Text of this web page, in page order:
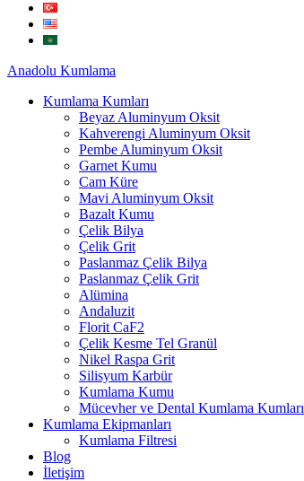
Anadolu Kumlama
Kumlama Kumları
Beyaz Aluminyum Oksit
Kahverengi Aluminyum Oksit
Pembe Aluminyum Oksit
Garnet Kumu
Cam Küre
Mavi Aluminyum Oksit
Bazalt Kumu
Çelik Bilya
Çelik Grit
Paslanmaz Çelik Bilya
Paslanmaz Çelik Grit
Alümina
Andaluzit
Florit CaF2
Çelik Kesme Tel Granül
Nikel Raspa Grit
Silisyum Karbür
Kumlama Kumu
Mücevher ve Dental Kumlama Kumları
Kumlama Ekipmanları
Kumlama Filtresi
Blog
İletişim